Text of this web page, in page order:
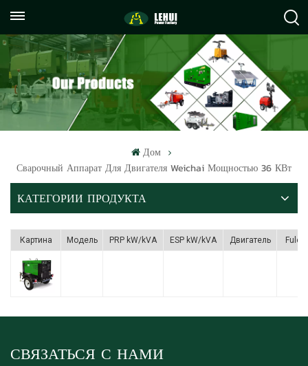
059122071372
info@lehuipowerfactory.com
Дом
Сварочный Аппарат Для Двигателя Weichai Мощностью 36 КВт
КАТЕГОРИИ ПРОДУКТА
Картина Модель PRP kW/kVA ESP kW/kVA Двигатель Fule
СВЯЗАТЬСЯ С НАМИ